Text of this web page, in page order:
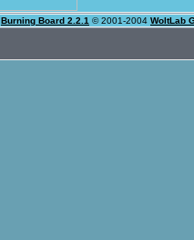
Burning Board 2.2.1 © 2001-2004 WoltLab